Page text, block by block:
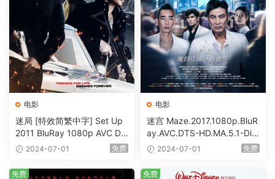
电影
迷局 [特效简繁中字] Set Up
2011 BluRay 1080p AVC DT
S-HD MA5.1-shhaclm@CHD
2024-07-01 免费
电影
迷宫 Maze.2017.1080p.BluR
ay.AVC.DTS-HD.MA.5.1-DiY
@HDHome [BDISO 19.7GB]
2024-07-01 免费
免费 免费